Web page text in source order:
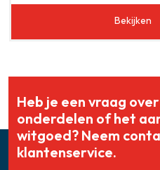
Bekijken
Heb je een vraag
onderdelen of het
witgoed? Neem
klantenservice.